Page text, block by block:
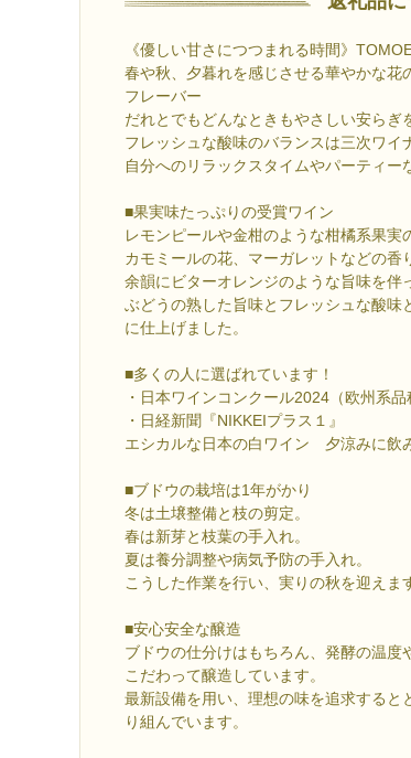
《優しい甘さにつつまれる時間》
春や秋、夕暮れを感じさせる華やかな花
フレーバー
だれとでもどんなときもやさしい安らぎ
フレッシュな酸味のバランスは三次ワイ
自分へのリラックスタイムやパーティー
■果実味たっぷりの受賞ワイン
レモンピールや金柑のような柑橘系果実
カモミールの花、マーガレットなどの香
余韻にビターオレンジのような旨味を伴
ぶどうの熟した旨味とフレッシュな酸味
に仕上げました。
■多くの人に選ばれています！
・日本ワインコンクール2024（欧州系
・日経新聞『NIKKEIプラス１』
エシカルな日本の白ワイン 夕涼みに飲
■ブドウの栽培は1年がかり
冬は土壌整備と枝の剪定。
春は新芽と枝葉の手入れ。
夏は養分調整や病気予防の手入れ。
こうした作業を行い、実りの秋を迎えま
■安心安全な醸造
ブドウの仕分けはもちろん、発酵の温
こだわって醸造しています。
最新設備を用い、理想の味を追求すると
り組んでいます。